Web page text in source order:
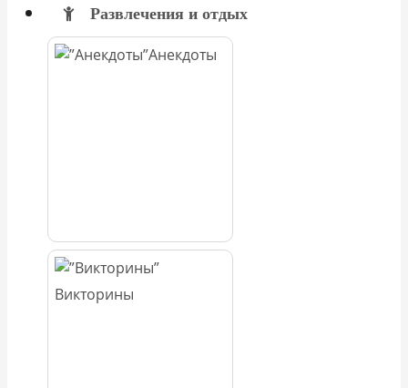
Развлечения и отдых
Анекдоты
Викторины